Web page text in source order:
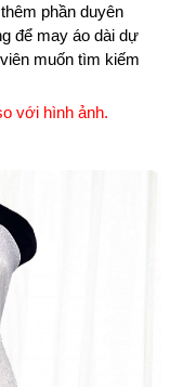
phần duyên
để may áo dài dự
muốn tìm kiếm
với hình ảnh.